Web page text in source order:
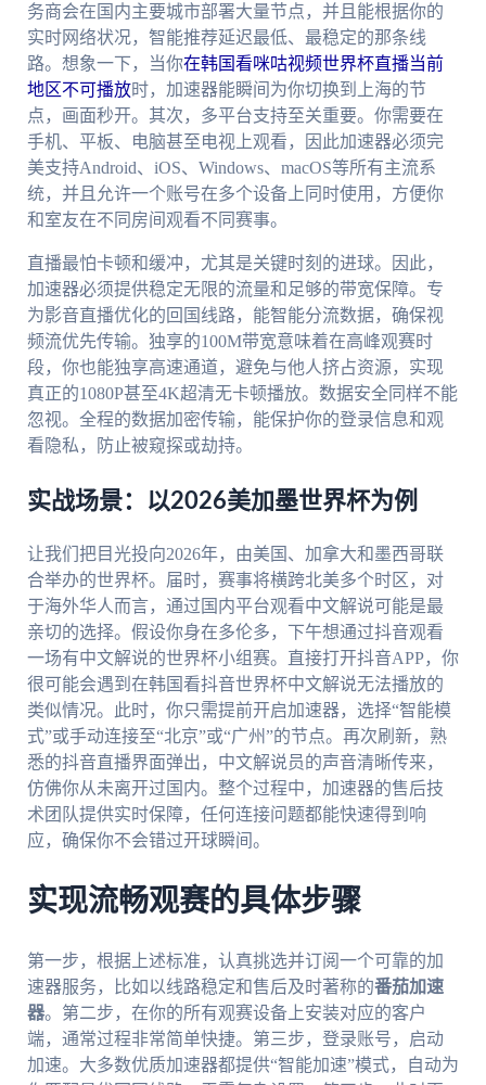
务商会在国内主要城市部署大量节点，并且能根据你的
实时网络状况，智能推荐延迟最低、最稳定的那条线
路。想象一下，当你在韩国看咪咕视频世界杯直播当前
地区不可播放时，加速器能瞬间为你切换到上海的节
点，画面秒开。其次，多平台支持至关重要。你需要在
手机、平板、电脑甚至电视上观看，因此加速器必须完
美支持Android、iOS、Windows、macOS等所有主流系
统，并且允许一个账号在多个设备上同时使用，方便你
和室友在不同房间观看不同赛事。
直播最怕卡顿和缓冲，尤其是关键时刻的进球。因此，
加速器必须提供稳定无限的流量和足够的带宽保障。专
为影音直播优化的回国线路，能智能分流数据，确保视
频流优先传输。独享的100M带宽意味着在高峰观赛时
段，你也能独享高速通道，避免与他人挤占资源，实现
真正的1080P甚至4K超清无卡顿播放。数据安全同样不能
忽视。全程的数据加密传输，能保护你的登录信息和观
看隐私，防止被窥探或劫持。
实战场景：以2026美加墨世界杯为例
让我们把目光投向2026年，由美国、加拿大和墨西哥联
合举办的世界杯。届时，赛事将横跨北美多个时区，对
于海外华人而言，通过国内平台观看中文解说可能是最
亲切的选择。假设你身在多伦多，下午想通过抖音观看
一场有中文解说的世界杯小组赛。直接打开抖音APP，你
很可能会遇到在韩国看抖音世界杯中文解说无法播放的
类似情况。此时，你只需提前开启加速器，选择“智能模
式”或手动连接至“北京”或“广州”的节点。再次刷新，熟
悉的抖音直播界面弹出，中文解说员的声音清晰传来，
仿佛你从未离开过国内。整个过程中，加速器的售后技
术团队提供实时保障，任何连接问题都能快速得到响
应，确保你不会错过开球瞬间。
实现流畅观赛的具体步骤
第一步，根据上述标准，认真挑选并订阅一个可靠的加
速器服务，比如以线路稳定和售后及时著称的番茄加速
器。第二步，在你的所有观赛设备上安装对应的客户
端，通常过程非常简单快捷。第三步，登录账号，启动
加速。大多数优质加速器都提供“智能加速”模式，自动为